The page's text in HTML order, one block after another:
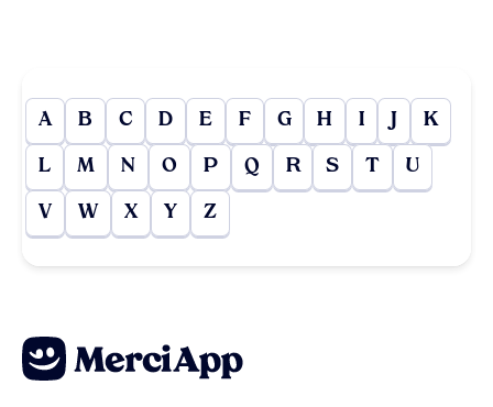
A B C D E F G H I J K
L M N O P Q R S T U
V W X Y Z